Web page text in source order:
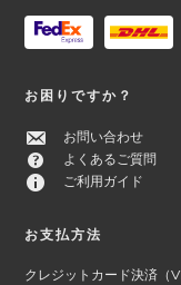
お困りですか？
お問い合わせ
よくあるご質問
ご利用ガイド
お支払方法
クレジットカード決済（